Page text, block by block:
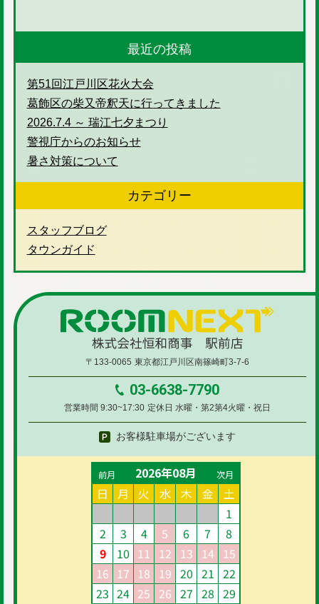
最近の投稿
第51回江戸川区花火大会
葛飾区の柴又帝釈天に行ってきました
2026.7.4 ～ 瑞江七夕まつり
警視庁からのお知らせ
暑さ対策について
カテゴリー
スタッフブログ
タウンガイド
〒133-0065 東京都江戸川区南篠崎町3-7-6
03-6638-7790
営業時間 9:30~17:30 定休日 水曜・第2第4火曜・祝日
お客様駐車場がございます
前月 2026年08月 次月
日 月 火 水 木 金
土
1
2
3 4 5 6 7
8
9
10 11 12 13 14 15
16 17 18 19 20 21 22
23 24 25 26 27 28 29